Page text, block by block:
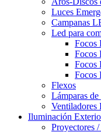
Luces
Campanas
Led para
Focos
Focos
Focos
Focos
Flexos
Lámparas de
Ventiladores
Iluminación
Proyectores